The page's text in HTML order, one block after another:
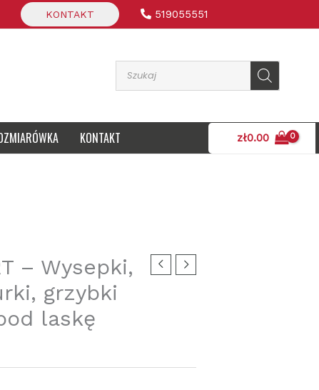
KONTAKT 519055551
Wyszukiwarka produktów
KONTAKT zł0.00
– Wysepki,
grzybki
laskę